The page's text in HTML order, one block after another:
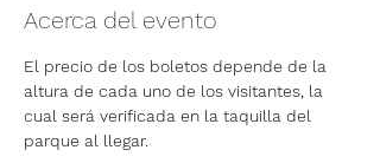
Acerca del evento
El precio de los boletos depende de la
altura de cada uno de los visitantes, la
cual será verificada en la taquilla del
parque al llegar.